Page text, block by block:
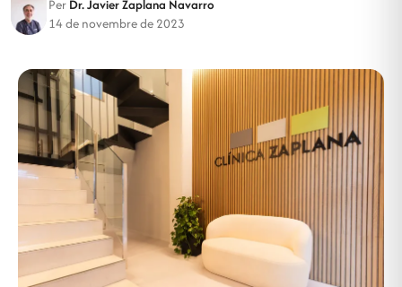
Per Dr. Javier Zaplana Navarro
14 de novembre de 2023